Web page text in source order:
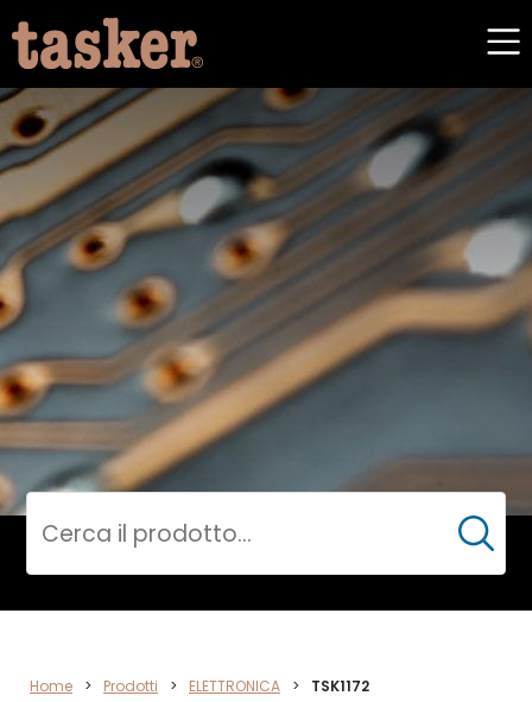
ELETTRONICA
Cerca
Home > Prodotti > ELETTRONICA > TSK1172